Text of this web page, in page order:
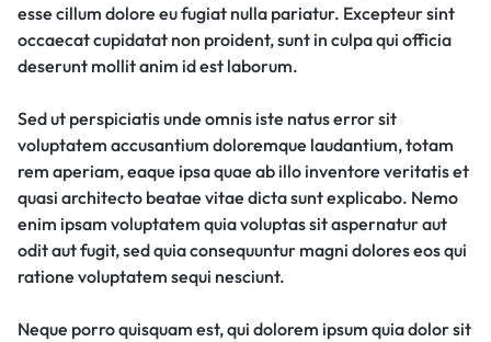
esse cillum dolore eu fugiat nulla pariatur. Excepteur sint
occaecat cupidatat non proident, sunt in culpa qui officia
deserunt mollit anim id est laborum.
Sed ut perspiciatis unde omnis iste natus error sit
voluptatem accusantium doloremque laudantium, totam
rem aperiam, eaque ipsa quae ab illo inventore veritatis et
quasi architecto beatae vitae dicta sunt explicabo. Nemo
enim ipsam voluptatem quia voluptas sit aspernatur aut
odit aut fugit, sed quia consequuntur magni dolores eos qui
ratione voluptatem sequi nesciunt.
Neque porro quisquam est, qui dolorem ipsum quia dolor sit